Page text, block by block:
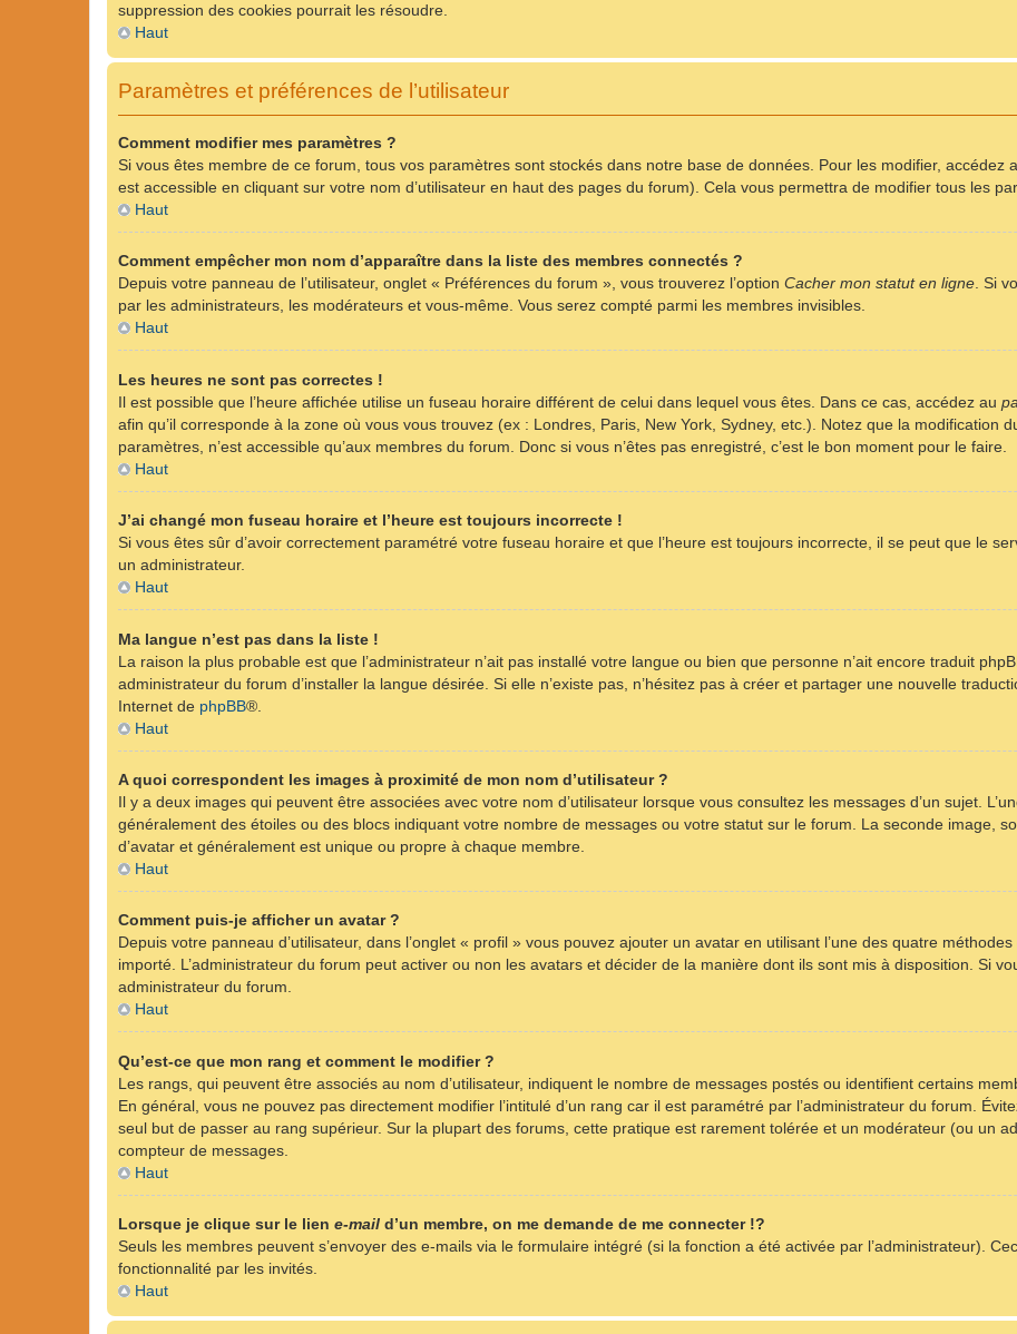
suppression des cookies pourrait les résoudre.
Haut
Paramètres et préférences de l’utilisateur
Comment modifier mes paramètres ?
Si vous êtes membre de ce forum, tous vos paramètres sont stockés dans notre base de données. Pour les modifier, accédez
est accessible en cliquant sur votre nom d’utilisateur en haut des pages du forum). Cela vous permettra de modifier tous les
Haut
Comment empêcher mon nom d’apparaître dans la liste des membres connectés ?
Depuis votre panneau de l’utilisateur, onglet « Préférences du forum », vous trouverez l’option Cacher mon statut en ligne. Si
par les administrateurs, les modérateurs et vous-même. Vous serez compté parmi les membres invisibles.
Haut
Les heures ne sont pas correctes !
Il est possible que l’heure affichée utilise un fuseau horaire différent de celui dans lequel vous êtes. Dans ce cas, accédez au
afin qu’il corresponde à la zone où vous vous trouvez (ex : Londres, Paris, New York, Sydney, etc.). Notez que la modification
paramètres, n’est accessible qu’aux membres du forum. Donc si vous n’êtes pas enregistré, c’est le bon moment pour le faire.
Haut
J’ai changé mon fuseau horaire et l’heure est toujours incorrecte !
Si vous êtes sûr d’avoir correctement paramétré votre fuseau horaire et que l’heure est toujours incorrecte, il se peut que le
un administrateur.
Haut
Ma langue n’est pas dans la liste !
La raison la plus probable est que l’administrateur n’ait pas installé votre langue ou bien que personne n’ait encore traduit
administrateur du forum d’installer la langue désirée. Si elle n’existe pas, n’hésitez pas à créer et partager une nouvelle
Internet de phpBB®.
Haut
A quoi correspondent les images à proximité de mon nom d’utilisateur ?
Il y a deux images qui peuvent être associées avec votre nom d’utilisateur lorsque vous consultez les messages d’un sujet.
généralement des étoiles ou des blocs indiquant votre nombre de messages ou votre statut sur le forum. La seconde image,
d’avatar et généralement est unique ou propre à chaque membre.
Haut
Comment puis-je afficher un avatar ?
Depuis votre panneau d’utilisateur, dans l’onglet « profil » vous pouvez ajouter un avatar en utilisant l’une des quatre
importé. L’administrateur du forum peut activer ou non les avatars et décider de la manière dont ils sont mis à disposition. Si
administrateur du forum.
Haut
Qu’est-ce que mon rang et comment le modifier ?
Les rangs, qui peuvent être associés au nom d’utilisateur, indiquent le nombre de messages postés ou identifient certains
En général, vous ne pouvez pas directement modifier l’intitulé d’un rang car il est paramétré par l’administrateur du forum.
seul but de passer au rang supérieur. Sur la plupart des forums, cette pratique est rarement tolérée et un modérateur (ou un
compteur de messages.
Haut
Lorsque je clique sur le lien e-mail d’un membre, on me demande de me connecter !?
Seuls les membres peuvent s’envoyer des e-mails via le formulaire intégré (si la fonction a été activée par l’administrateur).
fonctionnalité par les invités.
Haut